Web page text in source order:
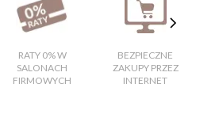
RATY 0% W
SALONACH
FIRMOWYCH
BEZPIECZNE
ZAKUPY PRZEZ
INTERNET